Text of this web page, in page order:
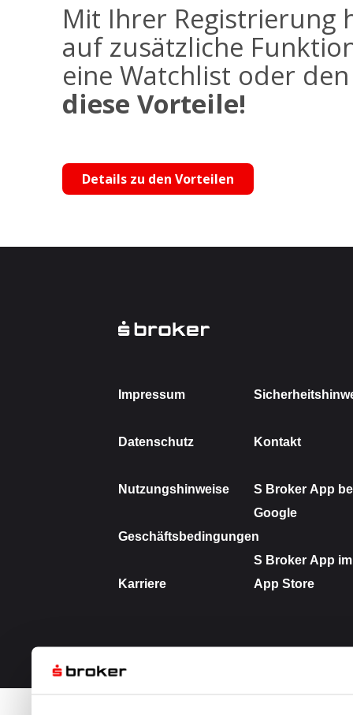
Mit Ihrer Registrierung
auf zusätzliche
eine Watchlist oder
diese Vorteile!
Details zu den Vorteilen